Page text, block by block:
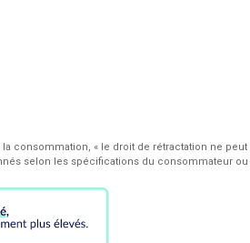
la consommation, « le droit de rétractation ne
selon les spécifications du consommateur